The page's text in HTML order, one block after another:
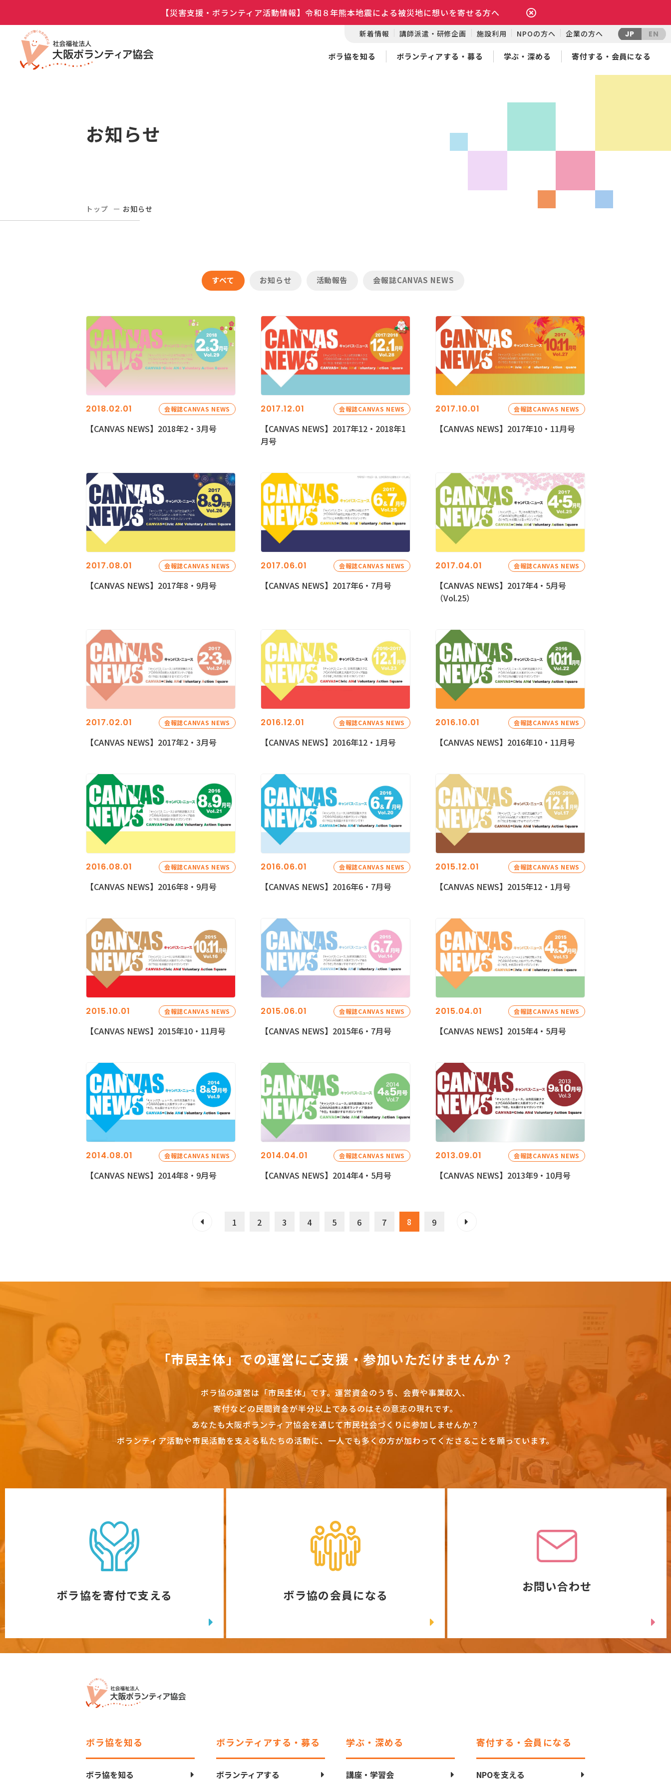
【災害支援・ボランティア活動情報】令和８年熊本地震による被災地に想いを寄せる方へ
新着情報 講師派遣・研修企画 施設利用 NPOの方へ 企業の方へ JP EN
ボラ協を知る ボランティアする・募る 学ぶ・深める 寄付する・会員になる
お知らせ
トップ お知らせ
すべて お知らせ 活動報告 会報誌CANVAS NEWS
2018.02.01 会報誌CANVAS NEWS
【CANVAS NEWS】2018年2・3月号
2017.12.01 会報誌CANVAS NEWS
【CANVAS NEWS】2017年12・2018年1
月号
2017.10.01 会報誌CANVAS NEWS
【CANVAS NEWS】2017年10・11月号
2017.08.01 会報誌CANVAS NEWS
【CANVAS NEWS】2017年8・9月号
2017.06.01 会報誌CANVAS NEWS
【CANVAS NEWS】2017年6・7月号
2017.04.01 会報誌CANVAS NEWS
【CANVAS NEWS】2017年4・5月号
（Vol.25）
2017.02.01 会報誌CANVAS NEWS
【CANVAS NEWS】2017年2・3月号
2016.12.01 会報誌CANVAS NEWS
【CANVAS NEWS】2016年12・1月号
2016.10.01 会報誌CANVAS NEWS
【CANVAS NEWS】2016年10・11月号
2016.08.01 会報誌CANVAS NEWS
【CANVAS NEWS】2016年8・9月号
2016.06.01 会報誌CANVAS NEWS
【CANVAS NEWS】2016年6・7月号
2015.12.01 会報誌CANVAS NEWS
【CANVAS NEWS】2015年12・1月号
2015.10.01 会報誌CANVAS NEWS
【CANVAS NEWS】2015年10・11月号
2015.06.01 会報誌CANVAS NEWS
【CANVAS NEWS】2015年6・7月号
2015.04.01 会報誌CANVAS NEWS
【CANVAS NEWS】2015年4・5月号
2014.08.01 会報誌CANVAS NEWS
【CANVAS NEWS】2014年8・9月号
2014.04.01 会報誌CANVAS NEWS
【CANVAS NEWS】2014年4・5月号
2013.09.01 会報誌CANVAS NEWS
【CANVAS NEWS】2013年9・10月号
1 2 3 4 5 6 7 8 9
「市民主体」での運営にご支援・参加いただけませんか？
ボラ協の運営は「市民主体」です。 運営資金のうち、会費や事業収入、
寄付などの民間資金が半分以上であるのはその意志の現れです。
あなたも大阪ボランティア協会を通じて市民社会づくりに参加しませんか？
ボランティア活動や市民活動を支える私たちの活動に、一人でも多くの方が加わってくださることを願っています。
ボラ協を寄付で支える ボラ協の会員になる
お問い合わせ
ボラ協を知る
ボラ協を知る
ボランティアする・募る
ボランティアする
学ぶ・深める
講座・学習会
寄付する・会員になる
NPOを支える